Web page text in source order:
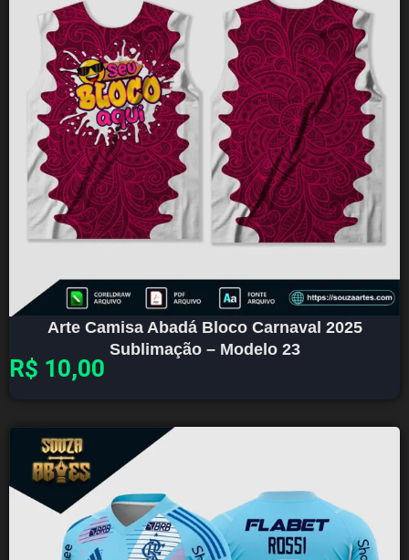
Arte Camisa Abadá Bloco Carnaval 2025
Sublimação – Modelo 23
R$ 10,00